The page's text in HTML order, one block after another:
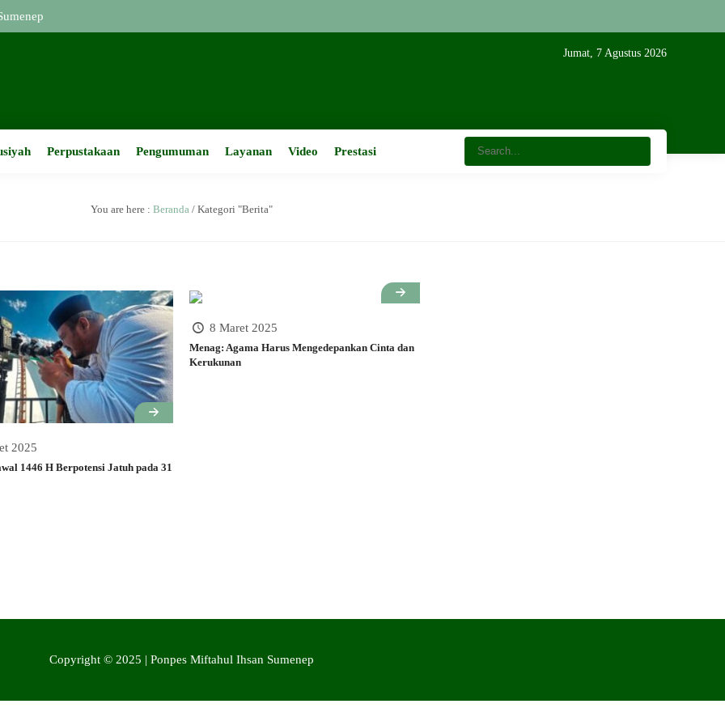
Jumat, 7 Agustus 2026
Perpustakaan Pengumuman Layanan Video Prestasi
You are here : Beranda/ Kategori "Berita"
2025
1446 H Berpotensi Jatuh pada 31
8 Maret 2025
Menag: Agama Harus Mengedepankan Cinta dan
Kerukunan
Copyright © 2025 | Ponpes Miftahul Ihsan Sumenep